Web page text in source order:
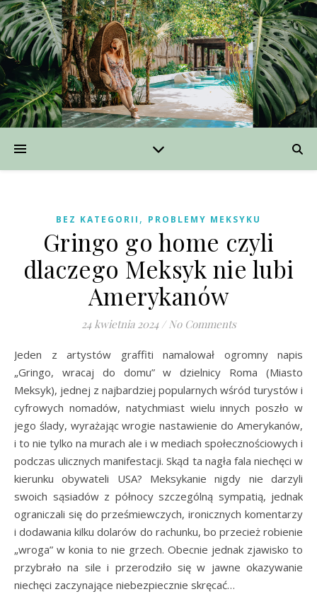
BEZ KATEGORII , PROBLEMY MEKSYKU
Gringo go home czyli
dlaczego Meksyk nie lubi
Amerykanów
24 kwietnia 2024 / No Comments
Jeden z artystów graffiti namalował ogromny napis
„Gringo, wracaj do domu” w dzielnicy Roma (Miasto
Meksyk), jednej z najbardziej popularnych wśród turystów i
cyfrowych nomadów, natychmiast wielu innych poszło w
jego ślady, wyrażając wrogie nastawienie do Amerykanów,
i to nie tylko na murach ale i w mediach społecznościowych i
podczas ulicznych manifestacji. Skąd ta nagła fala niechęci w
kierunku obywateli USA? Meksykanie nigdy nie darzyli
swoich sąsiadów z północy szczególną sympatią, jednak
ograniczali się do prześmiewczych, ironicznych komentarzy
i dodawania kilku dolarów do rachunku, bo przecież robienie
„wroga” w konia to nie grzech. Obecnie jednak zjawisko to
przybrało na sile i przerodziło się w jawne okazywanie
niechęci zaczynające niebezpiecznie skręcać…